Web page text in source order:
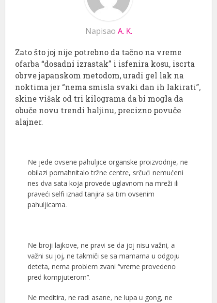
Napisao A. K.
Zato što joj nije potrebno da tačno na vreme
ofarba “dosadni izrastak” i isfenira kosu, iscrta
obrve japanskom metodom, uradi gel lak na
noktima jer “nema smisla svaki dan ih lakirati”,
skine višak od tri kilograma da bi mogla da
obuče novu trendi haljinu, precizno povuče
alajner.
Ne jede ovsene pahuljice organske proizvodnje, ne
obilazi pomahnitalo tržne centre, srčući nemućeni
nes dva sata koja provede uglavnom na mreži ili
praveći selfi iznad tanjira sa tim ovsenim
pahuljicama.
Ne broji lajkove, ne pravi se da joj nisu važni, a
važni su joj, ne takmiči se sa mamama u odgoju
deteta, nema problem zvani “vreme provedeno
pred kompjuterom”.
Ne meditira, ne radi asane, ne lupa u gong, ne